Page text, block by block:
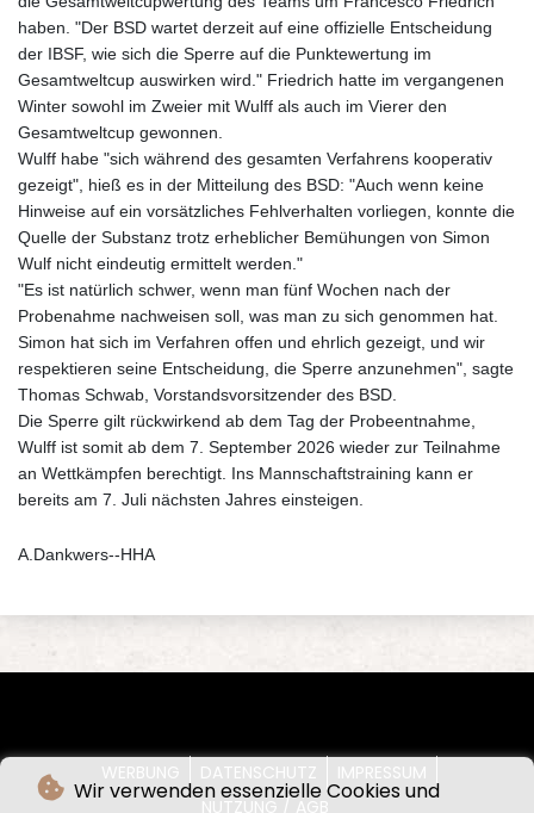
Wir verwenden essenzielle Cookies und
haben. "Der BSD wartet derzeit auf eine offizielle Entscheidung
der IBSF, wie sich die Sperre auf die Punktewertung im
Gesamtweltcup auswirken wird." Friedrich hatte im vergangenen
Winter sowohl im Zweier mit Wulff als auch im Vierer den
Gesamtweltcup gewonnen.
Wulff habe "sich während des gesamten Verfahrens kooperativ
gezeigt", hieß es in der Mitteilung des BSD: "Auch wenn keine
Hinweise auf ein vorsätzliches Fehlverhalten vorliegen, konnte die
Quelle der Substanz trotz erheblicher Bemühungen von Simon
Wulf nicht eindeutig ermittelt werden."
"Es ist natürlich schwer, wenn man fünf Wochen nach der
Probenahme nachweisen soll, was man zu sich genommen hat.
Simon hat sich im Verfahren offen und ehrlich gezeigt, und wir
respektieren seine Entscheidung, die Sperre anzunehmen", sagte
Thomas Schwab, Vorstandsvorsitzender des BSD.
Die Sperre gilt rückwirkend ab dem Tag der Probeentnahme,
Wulff ist somit ab dem 7. September 2026 wieder zur Teilnahme
an Wettkämpfen berechtigt. Ins Mannschaftstraining kann er
bereits am 7. Juli nächsten Jahres einsteigen.
A.Dankwers--HHA
WERBUNG DATENSCHUTZ
IMPRESSUM
NUTZUNG / AGB